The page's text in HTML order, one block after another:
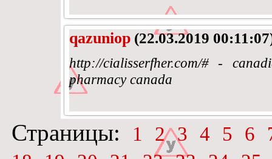
qazuniop (22.03.2019
http://cialisserfher.com/# -
pharmacy canada
Страницы: 1 2 3 4 5 6